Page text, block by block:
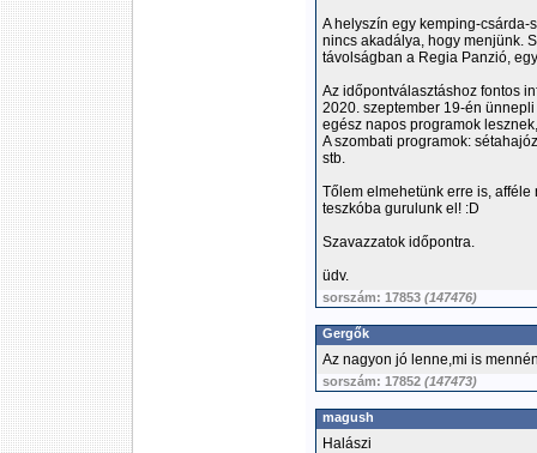
A helyszín egy kemping-
nincs akadálya, hogy menjünk.
távolságban a Regia Panzió,
Az időpontválasztáshoz fontos
2020. szeptember 19-én
egész napos programok
A szombati programok:
stb.
Tőlem elmehetünk erre is,
teszkóba gurulunk el! :D
Szavazzatok időpontra.
üdv.
sorszám: 17853 (147476)
Gergők
Az nagyon jó lenne,mi is
sorszám: 17852 (147473)
magush
Halászi